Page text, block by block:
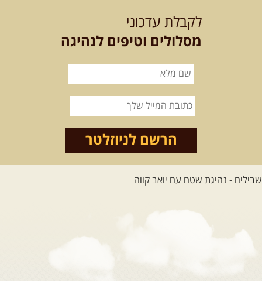
מסעות בעולם
קירגיסטאן – בעקבות הנוודים,
והמרגשות בעולם. קירגיסטאן היא לא ...
26.08-02.09.2026 - גאורגיה,
המגדלים של הקווקז
הקווקז הגבוה מחכה לכם: נתיבי שטח
מרהיבים, פסגות מושלגות, אירוח ...
[המשך]
לקבלת עדכוני
מסלולים וטיפים לנהיגה
הרשם לניוזלטר